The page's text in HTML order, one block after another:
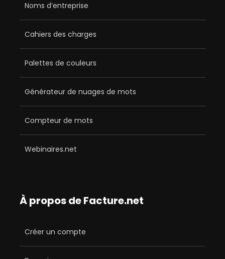
Noms d’entreprise
Cahiers des charges
Palettes de couleurs
Générateur de nuages de mots
Compteur de mots
Webinaires.net
À propos de Facture.net
Créer un compte